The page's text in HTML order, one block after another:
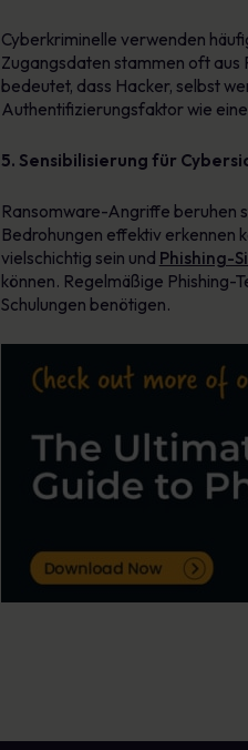
Cyberkriminelle verwenden
Zugangsdaten stammen oft
bedeutet, dass Hacker, selbst
Authentifizierungsfaktor wie
5. Sensibilisierung für
Ransomware-Angriffe beruhen
Bedrohungen effektiv erkennen
vielschichtig sein und Phishing-
können. Regelmäßige Phishing-
Schulungen benötigen.